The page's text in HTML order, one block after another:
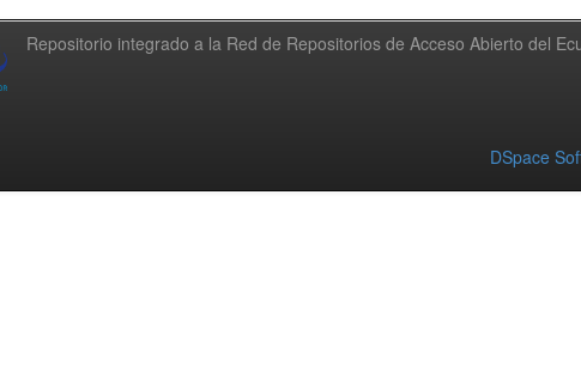
Repositorio integrado a la Red de Repositorios de Acceso Abierto del
DSpace